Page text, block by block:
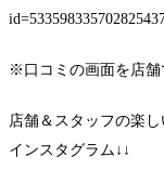
※口コミの画面を店舗
店舗＆スタッフの楽
インスタグラム↓↓